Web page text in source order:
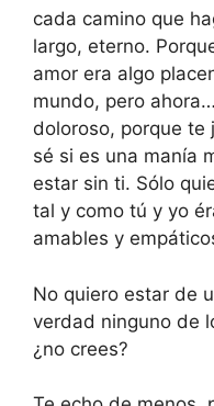
cada camino que
largo, eterno.
amor era algo
mundo, pero
doloroso, porque te
sé si es una manía
estar sin ti. Sólo
tal y como tú y yo
amables y
No quiero estar de
verdad ninguno de
¿no crees?